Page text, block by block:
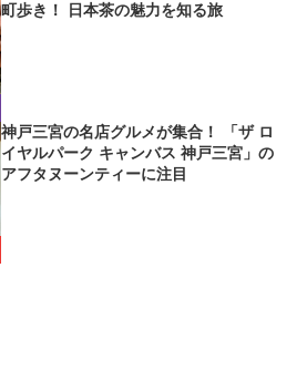
町歩き！ 日本茶の魅力を知る旅
神戸三宮の名店グルメが集合！ 「ザ ロ
イヤルパーク キャンバス 神戸三宮」の
アフタヌーンティーに注目